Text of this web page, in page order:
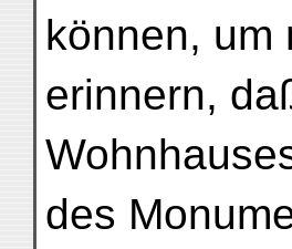
können, um
erinnern,
des